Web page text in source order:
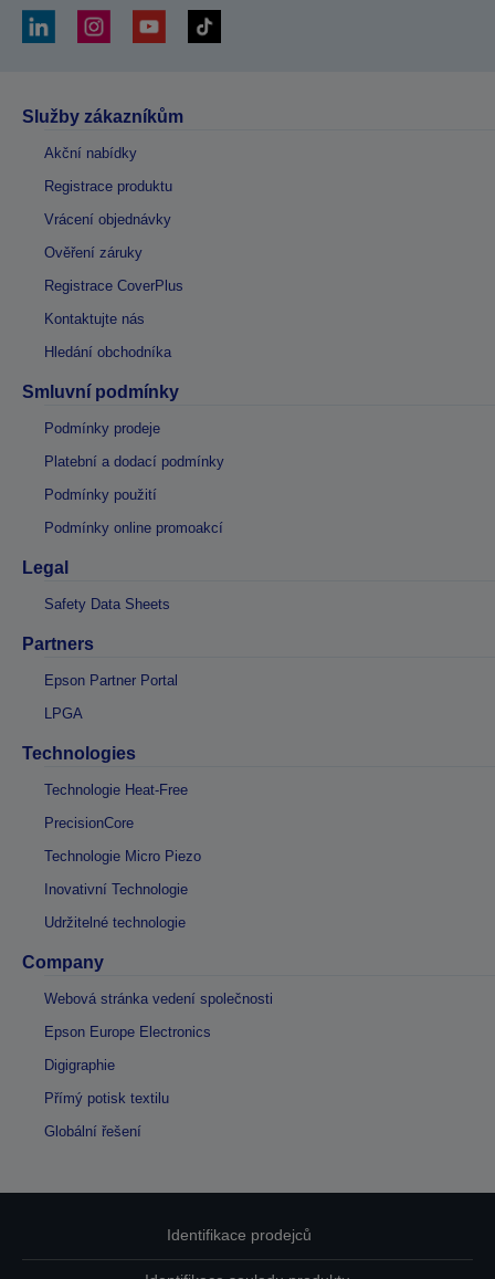
Služby zákazníkům
Akční nabídky
Registrace produktu
Vrácení objednávky
Ověření záruky
Registrace CoverPlus
Kontaktujte nás
Hledání obchodníka
Smluvní podmínky
Podmínky prodeje
Platební a dodací podmínky
Podmínky použití
Podmínky online promoakcí
Legal
Safety Data Sheets
Partners
Epson Partner Portal
LPGA
Technologies
Technologie Heat-Free
PrecisionCore
Technologie Micro Piezo
Inovativní Technologie
Udržitelné technologie
Company
Webová stránka vedení společnosti
Epson Europe Electronics
Digigraphie
Přímý potisk textilu
Globální řešení
Identifikace prodejců